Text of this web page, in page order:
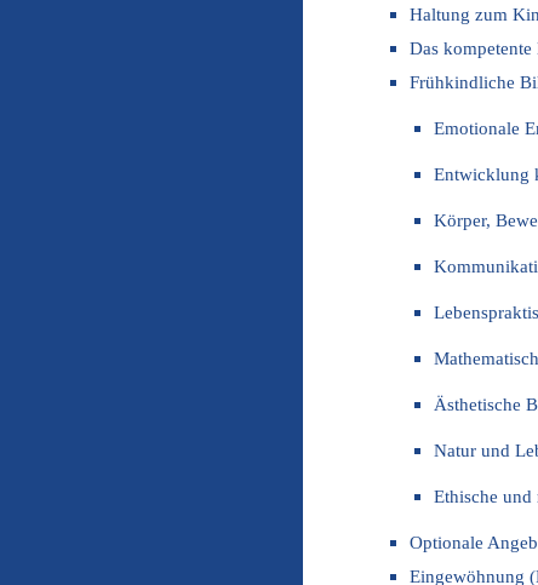
Haltung zum
Das kompetente
Frühkindliche
Emotionale
Entwicklung
Körper,
Ästhetische
Natur und
Ethische und
Optionale
Eingewöhnung